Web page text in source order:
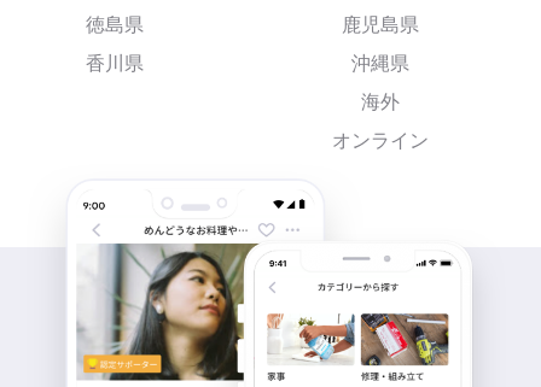
徳島県
香川県
鹿児島県
沖縄県
海外
オンライン